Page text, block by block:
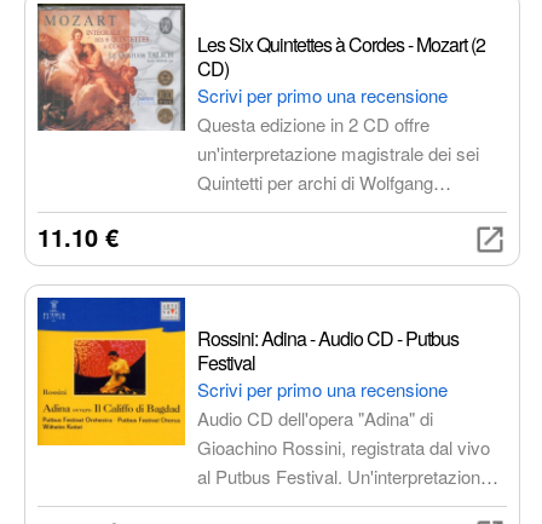
Les Six Quintettes à Cordes - Mozart (2
CD)
Scrivi per primo una recensione
Questa edizione in 2 CD offre
un'interpretazione magistrale dei sei
Quintetti per archi di Wolfgang
Amadeus Mozart. Un viaggio
emozionante attraverso il genio di uno
dei più grandi compositori di tutti i
11.10 €
Rossini: Adina - Audio CD - Putbus
Festival
Scrivi per primo una recensione
Audio CD dell'opera "Adina" di
Gioachino Rossini, registrata dal vivo
al Putbus Festival. Un'interpretazione
magistrale di un gioiello nascosto del